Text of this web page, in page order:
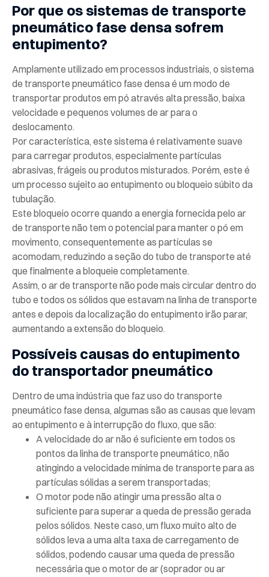
Por que os sistemas de transporte
pneumático fase densa sofrem
entupimento?
Amplamente utilizado em processos industriais, o sistema
de transporte pneumático fase densa é um modo de
transportar produtos em pó através alta pressão, baixa
velocidade e pequenos volumes de ar para o
deslocamento.
Por característica, este sistema é relativamente suave
para carregar produtos, especialmente partículas
abrasivas, frágeis ou produtos misturados. Porém, este é
um processo sujeito ao entupimento ou bloqueio súbito da
tubulação.
Este bloqueio ocorre quando a energia fornecida pelo ar
de transporte não tem o potencial para manter o pó em
movimento, consequentemente as partículas se
acomodam, reduzindo a seção do tubo de transporte até
que finalmente a bloqueie completamente.
Assim, o ar de transporte não pode mais circular dentro do
tubo e todos os sólidos que estavam na linha de transporte
antes e depois da localização do entupimento irão parar,
aumentando a extensão do bloqueio.
Possíveis causas do entupimento
do transportador pneumático
Dentro de uma indústria que faz uso do transporte
pneumático fase densa, algumas são as causas que levam
ao entupimento e à interrupção do fluxo, que são:
A velocidade do ar não é suficiente em todos os
pontos da linha de transporte pneumático, não
atingindo a velocidade mínima de transporte para as
partículas sólidas a serem transportadas;
O motor pode não atingir uma pressão alta o
suficiente para superar a queda de pressão gerada
pelos sólidos. Neste caso, um fluxo muito alto de
sólidos leva a uma alta taxa de carregamento de
sólidos, podendo causar uma queda de pressão
necessária que o motor de ar (soprador ou ar